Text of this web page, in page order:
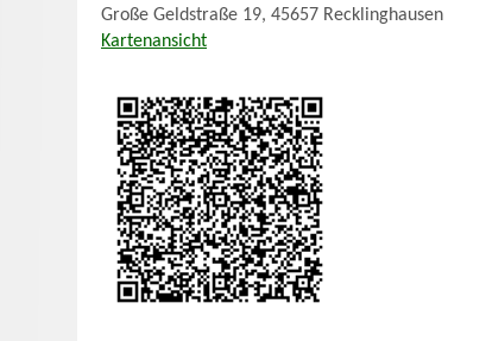
Große Geldstraße 19, 45657 Recklinghausen
Kartenansicht